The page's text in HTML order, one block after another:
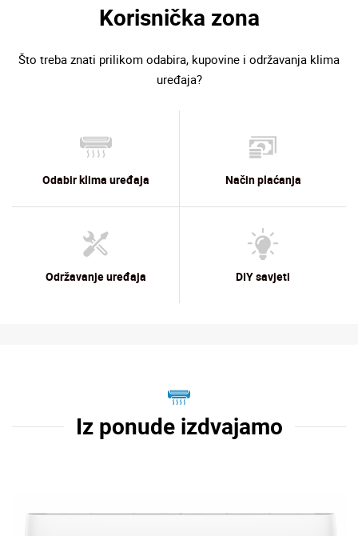
Korisnička zona
Što treba znati prilikom odabira, kupovine i održavanja klima
uređaja?
Odabir klima uređaja Način plaćanja
Održavanje uređaja DIY savjeti
Iz ponude izdvajamo